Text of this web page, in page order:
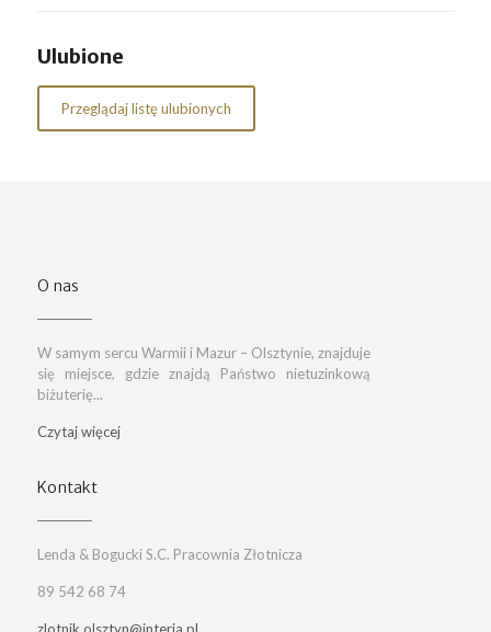
Ulubione
Przeglądaj listę ulubionych
O nas
W samym sercu Warmii i Mazur – Olsztynie, znajduje
się miejsce, gdzie znajdą Państwo nietuzinkową
biżuterię...
Czytaj więcej
Kontakt
Lenda & Bogucki S.C. Pracownia Złotnicza
89 542 68 74
zlotnik.olsztyn@interia.pl